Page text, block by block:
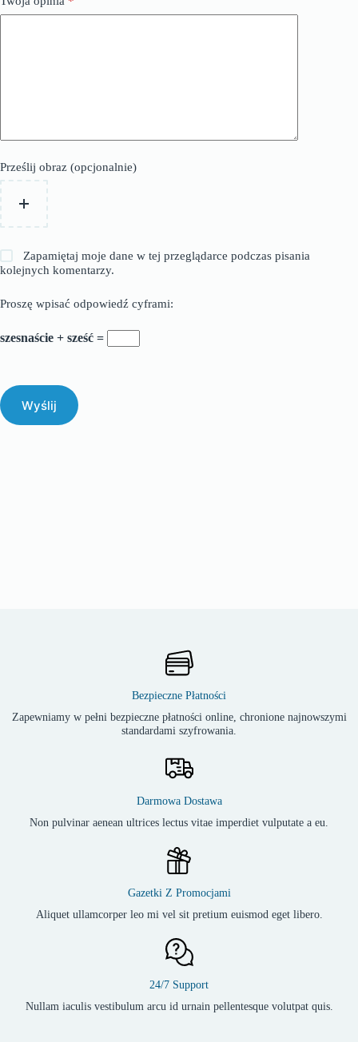
Prześlij obraz (opcjonalnie)
Zapamiętaj moje dane w tej przeglądarce podczas pisania
kolejnych komentarzy.
Proszę wpisać odpowiedź cyframi:
szesnaście + sześć =
Wyślij
Bezpieczne Płatności
Zapewniamy w pełni bezpieczne płatności online, chronione najnowszymi
standardami szyfrowania.
Darmowa Dostawa
Non pulvinar aenean ultrices lectus vitae imperdiet vulputate a eu.
Gazetki Z Promocjami
Aliquet ullamcorper leo mi vel sit pretium euismod eget libero.
24/7 Support
Nullam iaculis vestibulum arcu id urnain pellentesque volutpat quis.